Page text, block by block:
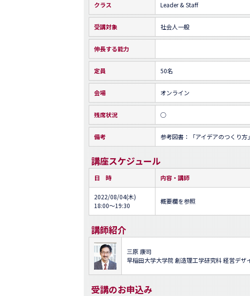
クラス Leader & Staff
受講対象 社会人一般
伸長する能力
定員 50名
会場 オンライン
残席状況 ○
備考 参考図書：「アイデアのつくり方
講座スケジュール
日 時 内容・講師
2022/08/04(木)
18:00～19:30
概要欄を参照
講師紹介
三原 康司
早稲田大学大学院 創造理工学研究科 経営デ
受講のお申込み